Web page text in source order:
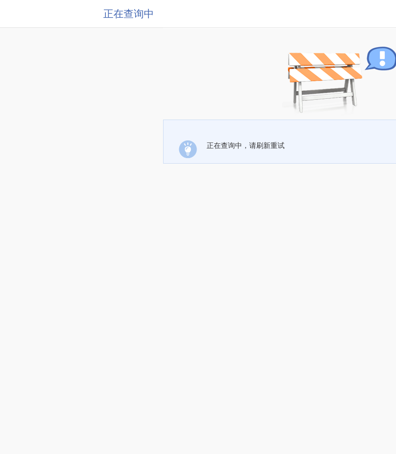
正在查询中
正在查询中，请刷新重试